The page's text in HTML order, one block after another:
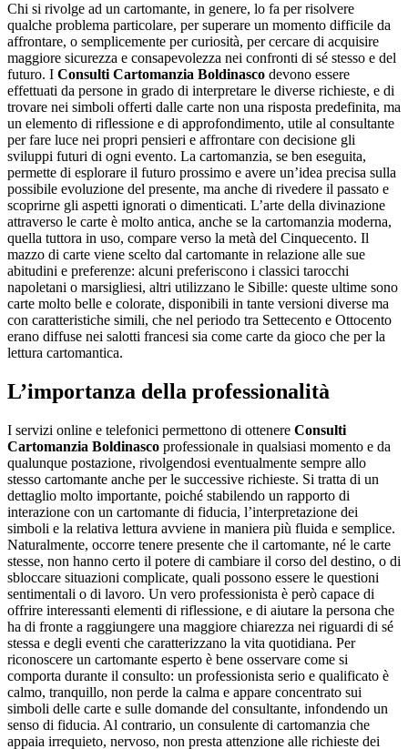
Chi si rivolge ad un cartomante, in genere, lo fa per risolvere
qualche problema particolare, per superare un momento difficile da
affrontare, o semplicemente per curiosità, per cercare di acquisire
maggiore sicurezza e consapevolezza nei confronti di sé stesso e del
futuro. I Consulti Cartomanzia Boldinasco devono essere
effettuati da persone in grado di interpretare le diverse richieste, e di
trovare nei simboli offerti dalle carte non una risposta predefinita, ma
un elemento di riflessione e di approfondimento, utile al consultante
per fare luce nei propri pensieri e affrontare con decisione gli
sviluppi futuri di ogni evento. La cartomanzia, se ben eseguita,
permette di esplorare il futuro prossimo e avere un’idea precisa sulla
possibile evoluzione del presente, ma anche di rivedere il passato e
scoprirne gli aspetti ignorati o dimenticati. L’arte della divinazione
attraverso le carte è molto antica, anche se la cartomanzia moderna,
quella tuttora in uso, compare verso la metà del Cinquecento. Il
mazzo di carte viene scelto dal cartomante in relazione alle sue
abitudini e preferenze: alcuni preferiscono i classici tarocchi
napoletani o marsigliesi, altri utilizzano le Sibille: queste ultime sono
carte molto belle e colorate, disponibili in tante versioni diverse ma
con caratteristiche simili, che nel periodo tra Settecento e Ottocento
erano diffuse nei salotti francesi sia come carte da gioco che per la
lettura cartomantica.
L’importanza della professionalità
I servizi online e telefonici permettono di ottenere Consulti
Cartomanzia Boldinasco professionale in qualsiasi momento e da
qualunque postazione, rivolgendosi eventualmente sempre allo
stesso cartomante anche per le successive richieste. Si tratta di un
dettaglio molto importante, poiché stabilendo un rapporto di
interazione con un cartomante di fiducia, l’interpretazione dei
simboli e la relativa lettura avviene in maniera più fluida e semplice.
Naturalmente, occorre tenere presente che il cartomante, né le carte
stesse, non hanno certo il potere di cambiare il corso del destino, o di
sbloccare situazioni complicate, quali possono essere le questioni
sentimentali o di lavoro. Un vero professionista è però capace di
offrire interessanti elementi di riflessione, e di aiutare la persona che
ha di fronte a raggiungere una maggiore chiarezza nei riguardi di sé
stessa e degli eventi che caratterizzano la vita quotidiana. Per
riconoscere un cartomante esperto è bene osservare come si
comporta durante il consulto: un professionista serio e qualificato è
calmo, tranquillo, non perde la calma e appare concentrato sui
simboli delle carte e sulle domande del consultante, infondendo un
senso di fiducia. Al contrario, un consulente di cartomanzia che
appaia irrequieto, nervoso, non presta attenzione alle richieste dei